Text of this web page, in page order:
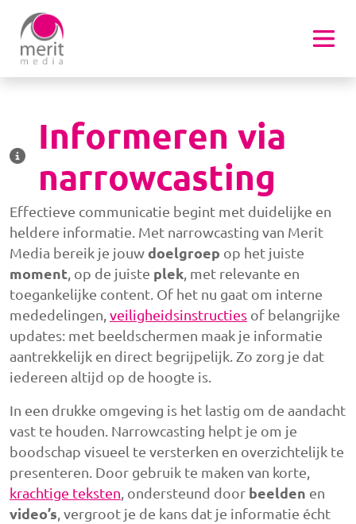
Overslaan en naar de inhoud gaan
Informeren via
narrowcasting
Effectieve communicatie begint met duidelijke en
heldere informatie. Met narrowcasting van Merit
Media bereik je jouwdoelgroep op het juiste
moment , op de juiste plek , met relevante en
toegankelijke content. Of het nu gaat om interne
mededelingen, veiligheidsinstructies of belangrijke
updates: met beeldschermen maak je informatie
aantrekkelijk en direct begrijpelijk. Zo zorg je dat
iedereen altijd op de hoogte is.
In een drukke omgeving is het lastig om de aandacht
vast te houden. Narrowcasting helpt je om je
boodschap visueel te versterken en overzichtelijk te
presenteren. Door gebruik te maken van korte,
krachtige teksten , ondersteund door beelden en
video’s , vergroot je de kans dat je informatie écht